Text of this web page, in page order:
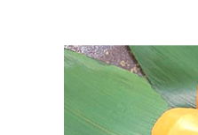
産地